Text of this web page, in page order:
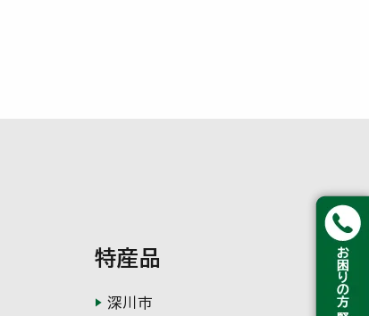
特産品
深川市